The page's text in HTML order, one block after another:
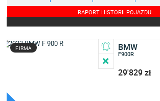
RAPORT HISTORII POJAZDU
FIRMA BMW
F900R
29'829 zł